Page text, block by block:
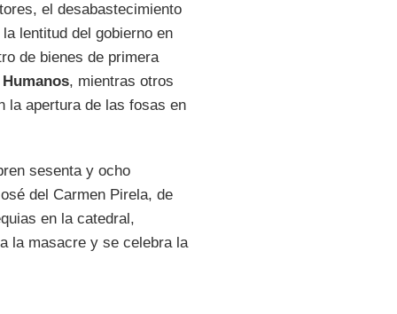
el desabastecimiento
lentitud del gobierno en
de bienes de primera
, mientras otros
la apertura de las fosas en
sesenta y ocho
del Carmen Pirela, de
en la catedral,
la masacre y se celebra la